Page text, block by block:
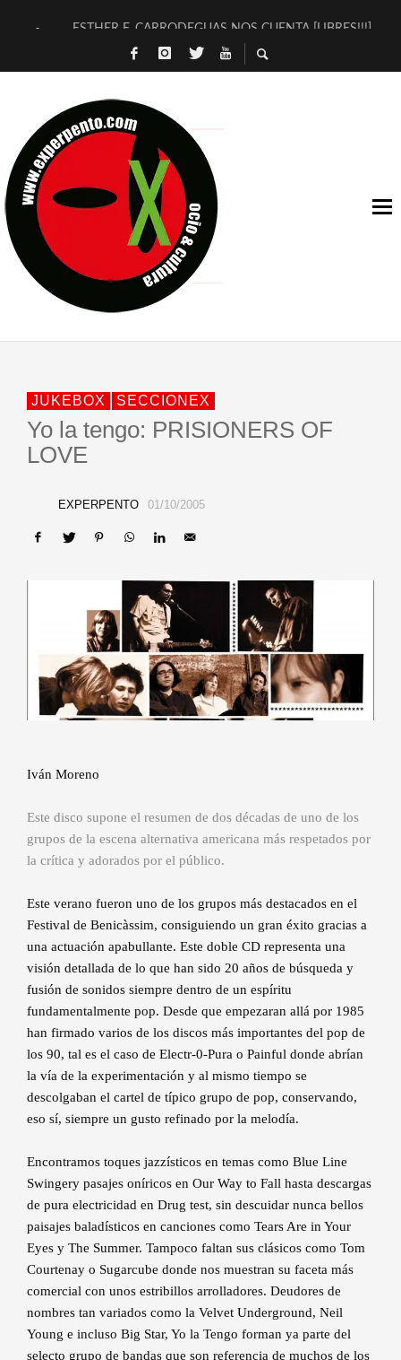
ESTHER F. CARRODEGUAS NOS CUENTA [LIBRES!!!]
[TERRA DE GUAPES] DE SANDRA MONFORT
TIMBRE 4, LA ESCUELA DEL DIRECTOR TEATRAL CLAUDIO
30 AÑOS (NO ES NADA) DE LA KATARSIS DEL TOMATAZO
MILITARES JUDÍAS EN #EXVITA
D’BALDOMEROS REINVENTAN [BITÁCORA 3.0] EN EXVITA
MARSHALL FLASH PRESENTA EN EXVITA [RELATIVA
JOFRE BARDAGÍ EN EXVITA INTERPRETANDO A SERRAT
JUKEBOX SECCIONEX
Yo la tengo: PRISIONERS OF
LOVE
EXPERPENTO 01/10/2005
Iván Moreno
Este disco supone el resumen de dos décadas de uno de los
grupos de la escena alternativa americana más respetados por
la crítica y adorados por el público.
Este verano fueron uno de los grupos más destacados en el
Festival de Benicàssim, consiguiendo un gran éxito gracias a
una actuación apabullante. Este doble CD representa una
visión detallada de lo que han sido 20 años de búsqueda y
fusión de sonidos siempre dentro de un espíritu
fundamentalmente pop. Desde que empezaran allá por 1985
han firmado varios de los discos más importantes del pop de
los 90, tal es el caso de Electr-0-Pura o Painful donde abrían
la vía de la experimentación y al mismo tiempo se
descolgaban el cartel de típico grupo de pop, conservando,
eso sí, siempre un gusto refinado por la melodía.
Encontramos toques jazzísticos en temas como Blue Line
Swingery pasajes oníricos en Our Way to Fall hasta descargas
de pura electricidad en Drug test, sin descuidar nunca bellos
paisajes baladísticos en canciones como Tears Are in Your
Eyes y The Summer. Tampoco faltan sus clásicos como Tom
Courtenay o Sugarcube donde nos muestran su faceta más
comercial con unos estribillos arrolladores. Deudores de
nombres tan variados como la Velvet Underground, Neil
Young e incluso Big Star, Yo la Tengo forman ya parte del
selecto grupo de bandas que son referencia de muchos de los